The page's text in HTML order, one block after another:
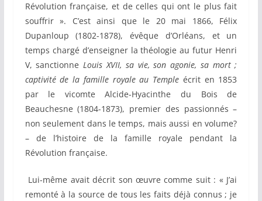
Révolution française, et de celles qui ont le plus fait
souffrir ». C’est ainsi que le 20 mai 1866, Félix
Dupanloup (1802-1878), évêque d’Orléans, et un
temps chargé d’enseigner la théologie au futur Henri
V, sanctionne Louis XVII, sa vie, son agonie, sa mort ;
captivité de la famille royale au Temple écrit en 1853
par le vicomte Alcide-Hyacinthe du Bois de
Beauchesne (1804-1873), premier des passionnés –
non seulement dans le temps, mais aussi en volume?
– de l’histoire de la famille royale pendant la
Révolution française.
Lui-même avait décrit son œuvre comme suit : « J’ai
remonté à la source de tous les faits déjà connus ; je